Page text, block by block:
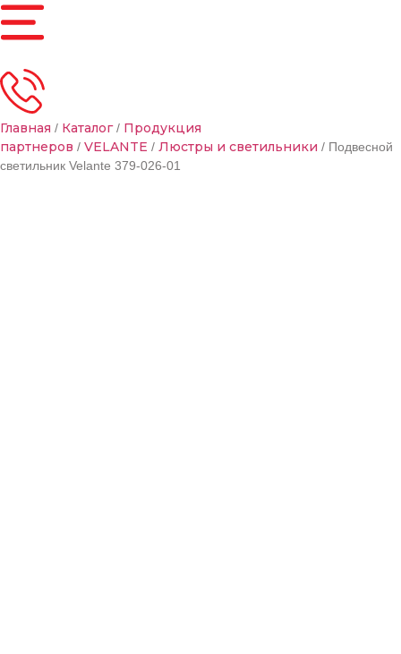
Главная / Каталог/ Продукция
партнеров / VELANTE / Люстры и светильники / Подвесной
светильник Velante 379-026-01